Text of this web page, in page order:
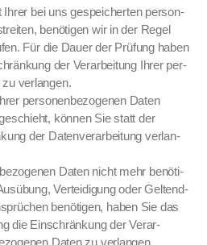
Ihrer bei uns gespe­icherten per­so­n­
benöti­gen wir in der Regel
Für die Dauer der Prü­fung haben
der Ver­ar­beitung Ihrer per­
ver­lan­gen.
per­so­n­en­be­zo­ge­nen Dat­en
kön­nen Sie statt der
der Daten­ver­ar­beitung ver­lan­
Dat­en nicht mehr benöti­
Vertei­di­gung oder Gel­tend­
benöti­gen, haben Sie das
die Ein­schränkung der Ver­ar­
Dat­en zu ver­lan­gen.